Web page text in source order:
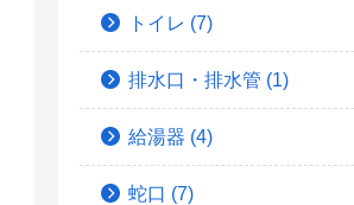
トイレ (7)
排水口・排水管 (1)
給湯器 (4)
蛇口 (7)